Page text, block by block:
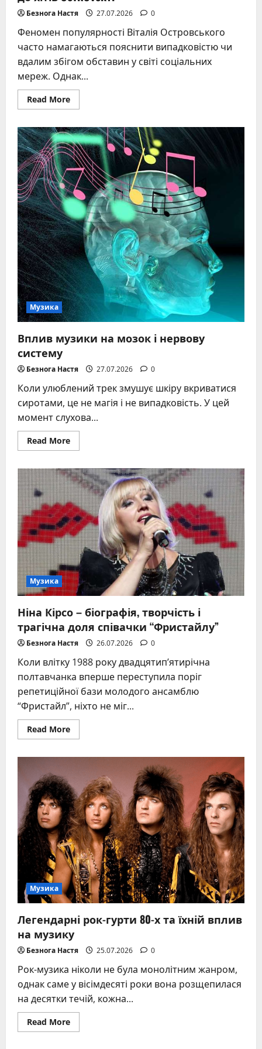
Безнога Настя 27.07.2026 0
Феномен популярності Віталія Островського
часто намагаються пояснити випадковістю чи
вдалим збігом обставин у світі соціальних
мереж. Однак...
Read MoreRead
more
Островський
–
шлях
від
каверів
до
хітів
OSTROVSKYI
Музика
Вплив музики на мозок і нервову
систему
Безнога Настя 27.07.2026 0
Коли улюблений трек змушує шкіру вкриватися
сиротами, це не магія і не випадковість. У цей
момент слухова...
Read MoreRead
more
музики
на
мозок
і
нервову
систему
Музика
Ніна Кірсо – біографія, творчість і
трагічна доля співачки “Фристайлу”
Безнога Настя 26.07.2026 0
Коли влітку 1988 року двадцятип’ятирічна
полтавчанка вперше переступила поріг
репетиційної бази молодого ансамблю
“Фристайл”, ніхто не міг...
Read MoreRead
more
біографія,
творчість
і
трагічна
доля
співачки
“Фристайлу”
Музика
Легендарні рок-гурти 80-х та їхній вплив
на музику
Безнога Настя 25.07.2026 0
Рок-музика ніколи не була монолітним жанром,
однак саме у вісімдесяті роки вона розщепилася
на десятки течій, кожна...
Read MoreRead
more